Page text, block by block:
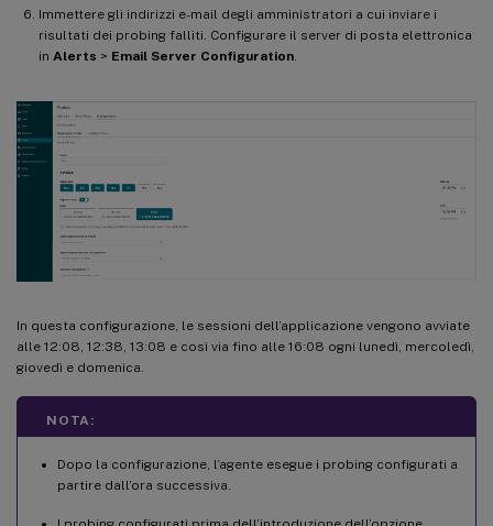
Immettere gli indirizzi e-mail degli amministratori a cui inviare i
risultati dei probing falliti. Configurare il server di posta elettronica
in Alerts > Email Server Configuration.
In questa configurazione, le sessioni dell’applicazione vengono avviate
alle 12:08, 12:38, 13:08 e così via fino alle 16:08 ogni lunedì, mercoledì,
giovedì e domenica.
NOTA:
Dopo la configurazione, l’agente esegue i probing configurati a
partire dall’ora successiva.